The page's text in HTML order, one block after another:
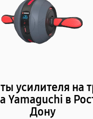
усилителя на
Yamaguchi в
Дону